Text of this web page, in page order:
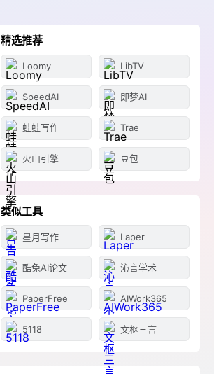
精选推荐
Loomy LibTV
SpeedAI 即梦AI
蛙蛙写作 Trae
火山引擎 豆包
类似工具
星月写作 Laper
酷兔AI论文 沁言学术
PaperFree AIWork365
5118 文枢三言